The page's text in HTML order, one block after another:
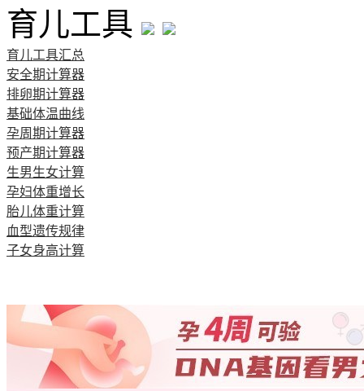
育儿工具
育儿工具汇总
安全期计算器
排卵期计算器
基础体温曲线
孕周期计算器
预产期计算器
生男生女计算
孕妇体重增长
胎儿体重计算
血型遗传规律
子女身高计算